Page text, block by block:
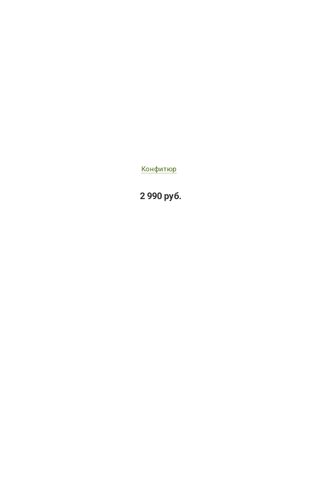
Конфитюр
2 990 руб.